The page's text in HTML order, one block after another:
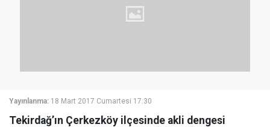
Yayınlanma: 18 Mart 2017 Cumartesi 17:30
Tekirdağ’ın Çerkezköy ilçesinde akli dengesi